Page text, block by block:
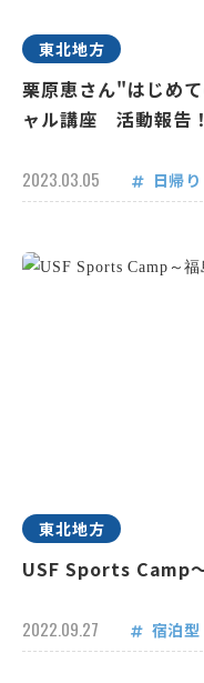
東北地方
栗原恵さん"はじめ
ャル講座 活動報告
2023.03.05 日帰り
東北地方
USF Sports Camp
2022.09.27 宿泊型